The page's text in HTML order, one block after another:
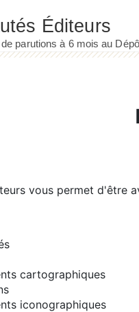
vous permet d'être
cartographiques
iconographiques